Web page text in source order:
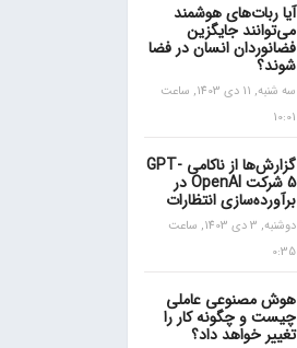
آیا ربات‌های هوشمند
می‌توانند جایگزین
فضانوردان انسان در فضا
شوند؟
سه شنبه, 11 دی 1403, ساعت
10:01
گزارش‌ها از ناکامی GPT-
5 شرکت OpenAI در
برآورده‌سازی انتظارات
دوشنبه, 3 دی 1403, ساعت
0:35
هوش مصنوعی عاملی
چیست و چگونه کار را
تغییر خواهد داد؟